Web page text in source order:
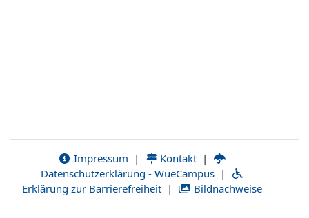
Impressum | Kontakt |
Datenschutzerklärung - WueCampus |
Erklärung zur Barrierefreiheit | Bildnachweise